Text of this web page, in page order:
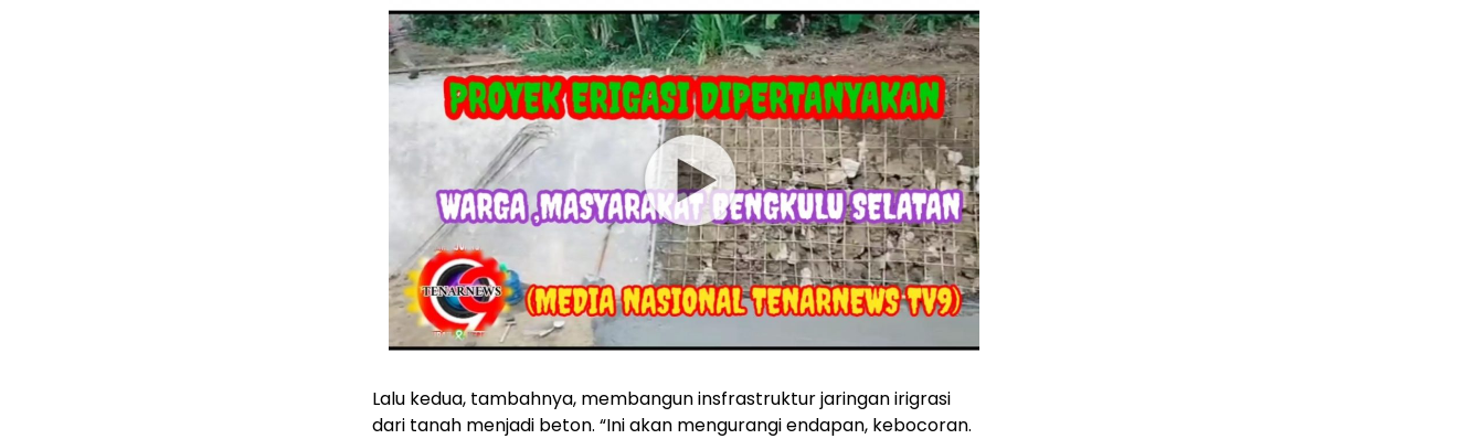
Lalu kedua, tambahnya, membangun insfrastruktur jaringan irigrasi
dari tanah menjadi beton. “Ini akan mengurangi endapan, kebocoran.